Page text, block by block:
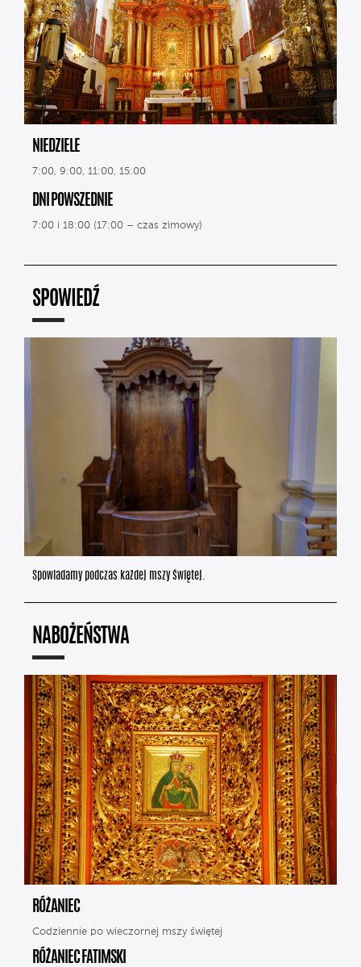
NIEDZIELE
7:00, 9:00, 11:00, 15:00
DNI POWSZEDNIE
7:00 i 18:00 (17:00 – czas zimowy)
SPOWIEDŹ
Spowiadamy podczas każdej mszy świętej.
NABOŻEŃSTWA
RÓŻANIEC
Codziennie po wieczornej mszy świętej
RÓŻANIEC FATIMSKI